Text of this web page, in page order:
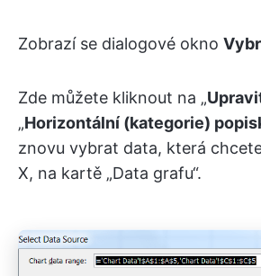
Zobrazí se dialogové okno
Zde můžete kliknout na „
„Horizontální (kategorie)
znovu vybrat data, která
X, na kartě „Data grafu“.